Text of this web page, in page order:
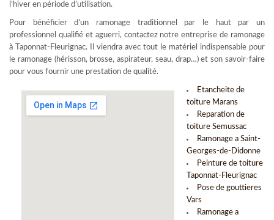
l’hiver en période d’utilisation.
Pour bénéficier d’un ramonage traditionnel par le haut par un
professionnel qualifié et aguerri, contactez notre entreprise de ramonage
à Taponnat-Fleurignac. Il viendra avec tout le matériel indispensable pour
le ramonage (hérisson, brosse, aspirateur, seau, drap…) et son savoir-faire
pour vous fournir une prestation de qualité.
Etancheite de
toiture Marans
Reparation de
toiture Semussac
Ramonage a Saint-
Georges-de-Didonne
Peinture de toiture
Taponnat-Fleurignac
Pose de gouttieres
Vars
Ramonage a